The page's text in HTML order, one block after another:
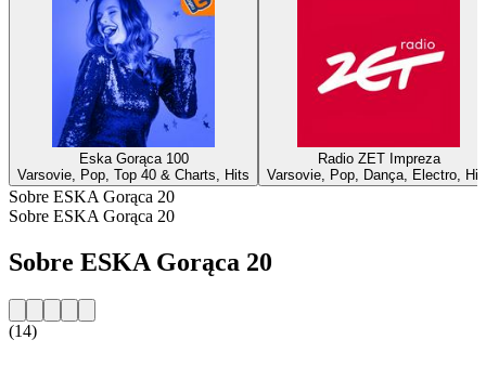
Eska Gorąca 100
Varsovie, Pop, Top 40 & Charts, Hits
Radio ZET Impreza
Varsovie, Pop, Dança, Electro,
Sobre ESKA Gorąca 20
Sobre ESKA Gorąca 20
Sobre ESKA Gorąca 20
(14)